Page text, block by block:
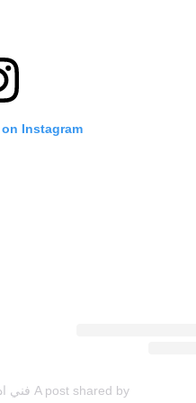
Instagram
A post shared by فني ادوات صحية (@q867com)